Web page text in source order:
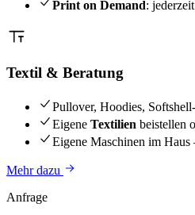
Print on Demand:
Textil & Beratung
Pullover, Hoodies,
Eigene Textilien beistellen
Eigene Maschinen im Haus
Mehr dazu
Anfrage